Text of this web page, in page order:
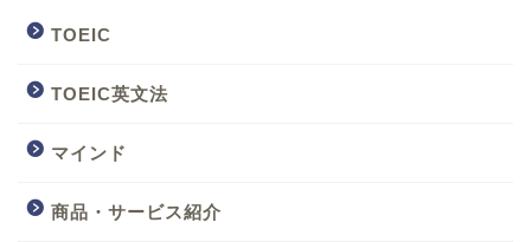
TOEIC
TOEIC英文法
マインド
商品・サービス紹介